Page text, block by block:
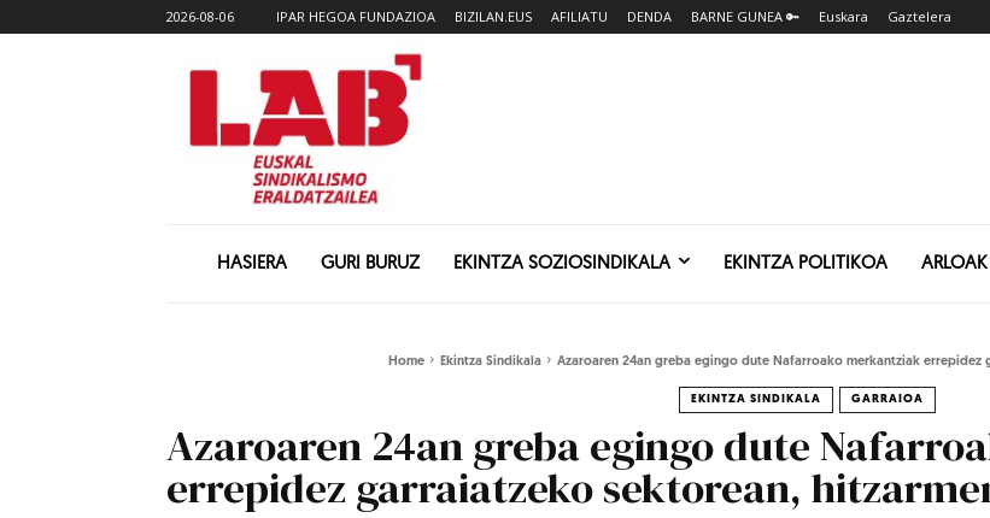
2026-08-06 IPAR HEGOA FUNDAZIOA BIZILAN.EUS AFILIATU DENDA BARNE GUNEA 🔑 Euskara Gaztelera
HASIERA GURI BURUZ EKINTZA SOZIOSINDIKALA EKINTZA POLITIKOA ARLOAK
Home Ekintza Sindikala Azaroaren 24an greba egingo dute Nafarroako merkantziak errepidez
EKINTZA SINDIKALA GARRAIOA
Azaroaren 24an greba egingo dute
errepidez garraiatzeko sektorean,